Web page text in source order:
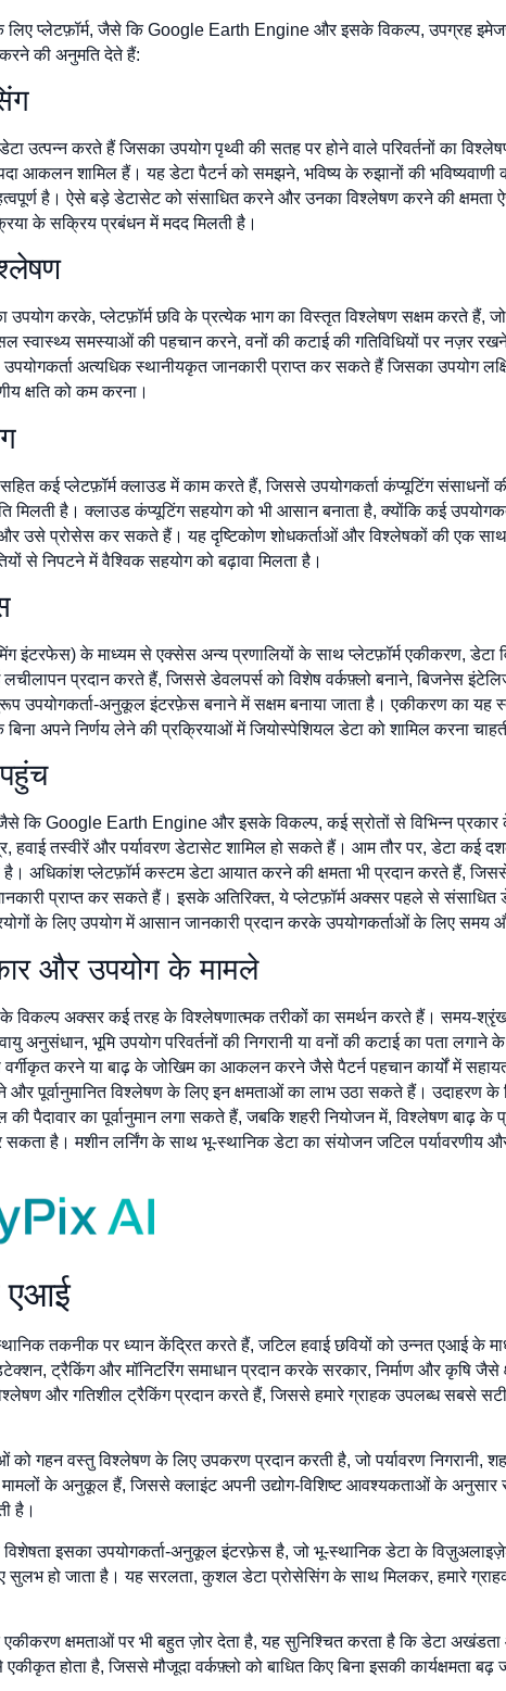
लिए प्लेटफ़ॉर्म, जैसे कि Google Earth Engine और इसके विकल्प, उपग्रह
करने की अनुमति देते हैं:
उत्पन्न करते हैं जिसका उपयोग पृथ्वी की सतह पर होने वाले परिवर्तनों का
आकलन शामिल हैं। यह डेटा पैटर्न को समझने, भविष्य के रुझानों की भविष्यवाणी
है। ऐसे बड़े डेटासेट को संसाधित करने और उनका विश्लेषण करने की क्षमता
के सक्रिय प्रबंधन में मदद मिलती है।
उपयोग करके, प्लेटफ़ॉर्म छवि के प्रत्येक भाग का विस्तृत विश्लेषण सक्षम करते हैं,
स्वास्थ्य समस्याओं की पहचान करने, वनों की कटाई की गतिविधियों पर नज़र
अत्यधिक स्थानीयकृत जानकारी प्राप्त कर सकते हैं जिसका उपयोग
क्षति को कम करना।
कई प्लेटफ़ॉर्म क्लाउड में काम करते हैं, जिससे उपयोगकर्ता कंप्यूटिंग संसाधनों
मिलती है। क्लाउड कंप्यूटिंग सहयोग को भी आसान बनाता है, क्योंकि कई
प्रोसेस कर सकते हैं। यह दृष्टिकोण शोधकर्ताओं और विश्लेषकों की एक साथ
से निपटने में वैश्विक सहयोग को बढ़ावा मिलता है।
इंटरफेस) के माध्यम से एक्सेस अन्य प्रणालियों के साथ प्लेटफ़ॉर्म एकीकरण,
प्रदान करते हैं, जिससे डेवलपर्स को विशेष वर्कफ़्लो बनाने, बिजनेस
उपयोगकर्ता-अनुकूल इंटरफ़ेस बनाने में सक्षम बनाया जाता है। एकीकरण का यह
अपने निर्णय लेने की प्रक्रियाओं में जियोस्पेशियल डेटा को शामिल करना
जैसे कि Google Earth Engine और इसके विकल्प, कई स्रोतों से विभिन्न
तस्वीरें और पर्यावरण डेटासेट शामिल हो सकते हैं। आम तौर पर, डेटा कई
अधिकांश प्लेटफ़ॉर्म कस्टम डेटा आयात करने की क्षमता भी प्रदान करते हैं,
प्राप्त कर सकते हैं। इसके अतिरिक्त, ये प्लेटफ़ॉर्म अक्सर पहले से संसाधित
के लिए उपयोग में आसान जानकारी प्रदान करके उपयोगकर्ताओं के लिए समय
और उपयोग के मामले
अक्सर कई तरह के विश्लेषणात्मक तरीकों का समर्थन करते हैं। समय-
अनुसंधान, भूमि उपयोग परिवर्तनों की निगरानी या वनों की कटाई का पता लगाने
वर्गीकृत करने या बाढ़ के जोखिम का आकलन करने जैसे पैटर्न पहचान कार्यों में
और पूर्वानुमानित विश्लेषण के लिए इन क्षमताओं का लाभ उठा सकते हैं। उदाहरण के
पैदावार का पूर्वानुमान लगा सकते हैं, जबकि शहरी नियोजन में, विश्लेषण बाढ़ के
सकता है। मशीन लर्निंग के साथ भू-स्थानिक डेटा का संयोजन जटिल पर्यावरणीय
एआई
तकनीक पर ध्यान केंद्रित करते हैं, जटिल हवाई छवियों को उन्नत एआई के
ट्रैकिंग और मॉनिटरिंग समाधान प्रदान करके सरकार, निर्माण और कृषि जैसे
और गतिशील ट्रैकिंग प्रदान करते हैं, जिससे हमारे ग्राहक उपलब्ध सबसे
को गहन वस्तु विश्लेषण के लिए उपकरण प्रदान करती है, जो पर्यावरण निगरानी,
के अनुकूल हैं, जिससे क्लाइंट अपनी उद्योग-विशिष्ट आवश्यकताओं के
है।
विशेषता इसका उपयोगकर्ता-अनुकूल इंटरफ़ेस है, जो भू-स्थानिक डेटा के
सुलभ हो जाता है। यह सरलता, कुशल डेटा प्रोसेसिंग के साथ मिलकर, हमारे
क्षमताओं पर भी बहुत ज़ोर देता है, यह सुनिश्चित करता है कि डेटा अखंडता
होता है, जिससे मौजूदा वर्कफ़्लो को बाधित किए बिना इसकी कार्यक्षमता बढ़